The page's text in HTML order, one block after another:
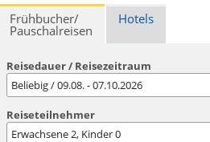
Frühbucher/
Pauschalreisen
Hotels
Reisedauer / Reisezeitraum
Beliebig / 09.08. - 07.10.2026
Reiseteilnehmer
Erwachsene2, Kinder0